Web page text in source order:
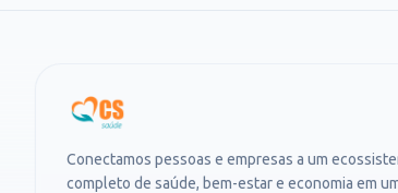
Conectamos pessoas e empresas a um
completo de saúde, bem-estar e economia em